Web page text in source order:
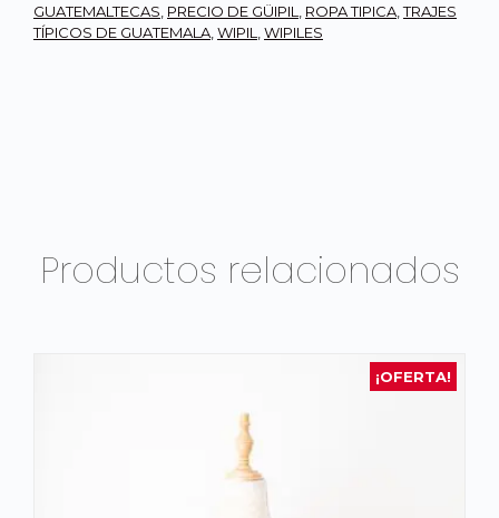
GUATEMALTECAS PRECIO DE GÜIPIL ROPA TIPICA ,TRAJES
TÍPICOS DE GUATEMALA WIPIL WIPILES
Productos relacionados
¡OFERTA!